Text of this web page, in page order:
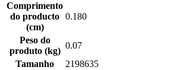
Comprimento
do producto
(cm)
0.180
Peso do
produto (kg)
0.07
Tamanho
2198635